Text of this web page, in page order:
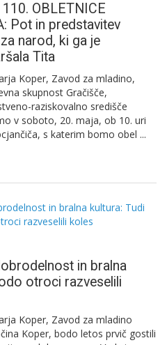
OBLETNICE
Pot in predstavitev
narod, ki ga je
Tita
Koper, Zavod za mladino,
skupnost Gračišče,
raziskovalno središče
v soboto, 20. maja, ob 10. uri
s katerim bomo obel ...
in bralna
otroci razveselili
Koper, Zavod za mladino
Koper, bodo letos prvič gostili